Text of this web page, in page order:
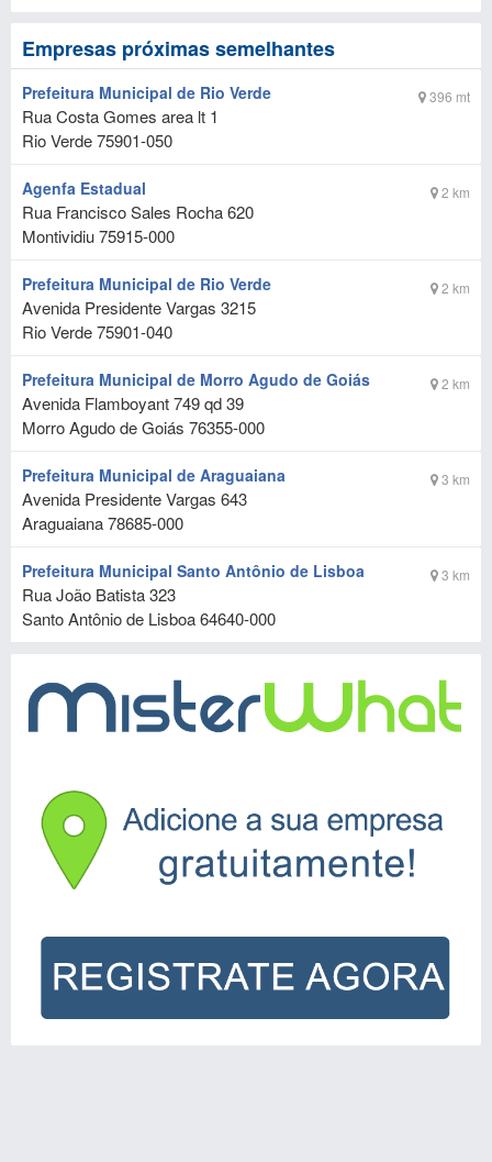
Empresas próximas semelhantes
396 mt
Prefeitura Municipal de Rio Verde
Rua Costa Gomes area lt 1
Rio Verde75901-050
2 km
Agenfa Estadual
Rua Francisco Sales Rocha 620
Montividiu75915-000
2 km
Prefeitura Municipal de Rio Verde
Avenida Presidente Vargas 3215
Rio Verde75901-040
2 km
Prefeitura Municipal de Morro Agudo de Goiás
Avenida Flamboyant 749 qd 39
Morro Agudo de Goiás 76355-000
3 km
Prefeitura Municipal de Araguaiana
Avenida Presidente Vargas 643
Araguaiana78685-000
3 km
Prefeitura Municipal Santo Antônio de Lisboa
Rua João Batista 323
Santo Antônio de Lisboa64640-000